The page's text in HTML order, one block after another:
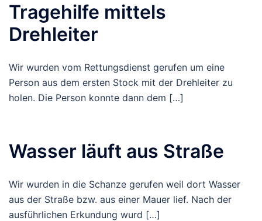
Tragehilfe mittels
Drehleiter
Wir wurden vom Rettungsdienst gerufen um eine
Person aus dem ersten Stock mit der Drehleiter zu
holen. Die Person konnte dann dem […]
Wasser läuft aus Straße
Wir wurden in die Schanze gerufen weil dort Wasser
aus der Straße bzw. aus einer Mauer lief. Nach der
ausführlichen Erkundung wurd […]